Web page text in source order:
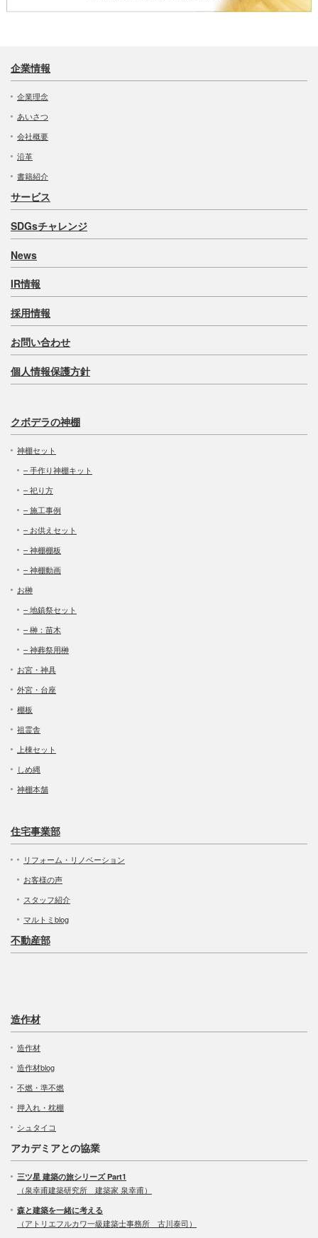
企業情報
企業理念
あいさつ
会社概要
沿革
書籍紹介
サービス
SDGsチャレンジ
News
IR情報
採用情報
お問い合わせ
個人情報保護方針
クボデラの神棚
神棚セット
– 手作り神棚キット
– 祀り方
– 施工事例
– お供えセット
– 神棚棚板
– 神棚動画
お榊
– 地鎮祭セット
– 榊：苗木
– 神葬祭用榊
お宮・神具
外宮・台座
棚板
祖霊舎
上棟セット
しめ縄
神棚本舗
住宅事業部
リフォーム・リノベーション
お客様の声
スタッフ紹介
マルトミblog
不動産部
造作材
造作材
造作材blog
不燃・準不燃
押入れ・枕棚
シュタイコ
アカデミアとの協業
三ツ星 建築の旅シリーズ Part1
（泉幸甫建築研究所 建築家 泉幸甫）
森と建築を一緒に考える
（アトリエフルカワ一級建築士事務所 古川泰司）